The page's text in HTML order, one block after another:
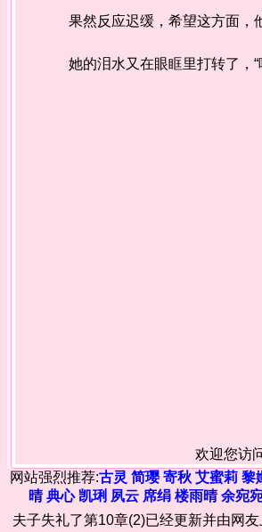
果然反应迟缓，希望这方面，他
她的泪水又在眼眶里打转了，“
欢迎您访
网站强烈推荐:古灵 简璎 寄秋 艾蜜莉 黎
晴 典心 凯琍 夙云 席绢 楼雨晴 余宛
夫子失礼了第10章(2)已经更新并由网